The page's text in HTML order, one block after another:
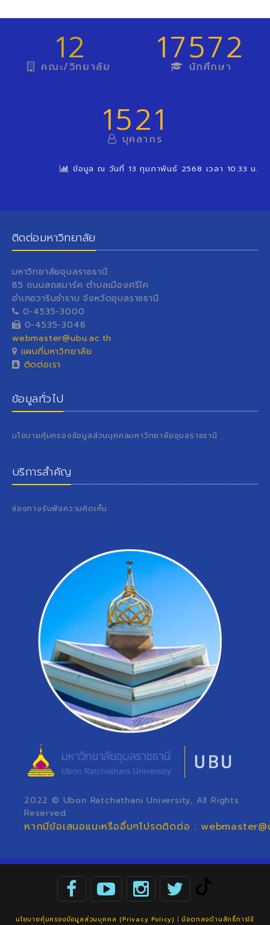
12
คณะ/วิทยาลัย 17572
นักศึกษา
1521
บุคลากร
ข้อมูล ณ วันที่ 13 กุมภาพันธ์ 2568 เวลา 10.33 น.
ติดต่อมหาวิทยาลัย
มหาวิทยาลัยอุบลราชธานี
85 ถนนสถลมาร์ค ตำบลเมืองศรีไค
อำเภอวารินชำราบ จังหวัดอุบลราชธานี
0-4535-3000
0-4535-3048
webmaster@ubu.ac.th
แผนที่มหาวิทยาลัย
ติดต่อเรา
ข้อมูลทั่วไป
นโยบายคุ้มครองข้อมูลส่วนบุคคลมหาวิทยาลัยอุบลราชธานี
บริการสำคัญ
ช่องทางรับฟังความคิดเห็น
2022 © Ubon Ratchathani University, All Rights
Reserved.
หากมีข้อเสนอแนะหรืออื่นๆโปรดติดต่อ :
นโยบายคุ้มครองข้อมูลส่วนบุคคล (Privacy Policy) |ข้อตกลงด้านสิทธิ์การใช้